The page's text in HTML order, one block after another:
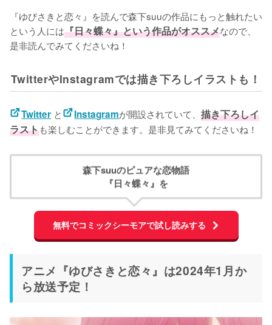
『ゆびさきと恋々』を読んで森下suuの作品にもっと触れたい
という人には『日々蝶々』という作品がオススメなので、
是非読んでみてくださいね！
TwitterやInstagramでは描き下ろしイラストも！
Twitter と Instagramが開設されていて、描き下ろしイ
ラストも楽しむことができます。是非見てみてくださいね！
森下suuのピュアな恋物語
『日々蝶々』を
無料でコミックシーモアで試し読みする
アニメ『ゆびさきと恋々』は2024年1月か
ら放送予定！